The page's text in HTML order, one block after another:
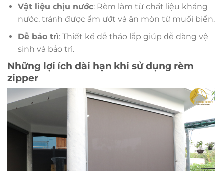
Vật liệu chịu nước: Rèm làm từ chất liệu kháng
nước, tránh được ẩm ướt và ăn mòn từ muối biển.
Dễ bảo trì: Thiết kế dễ tháo lắp giúp dễ dàng vệ
sinh và bảo trì.
Những lợi ích dài hạn khi sử dụng rèm
zipper